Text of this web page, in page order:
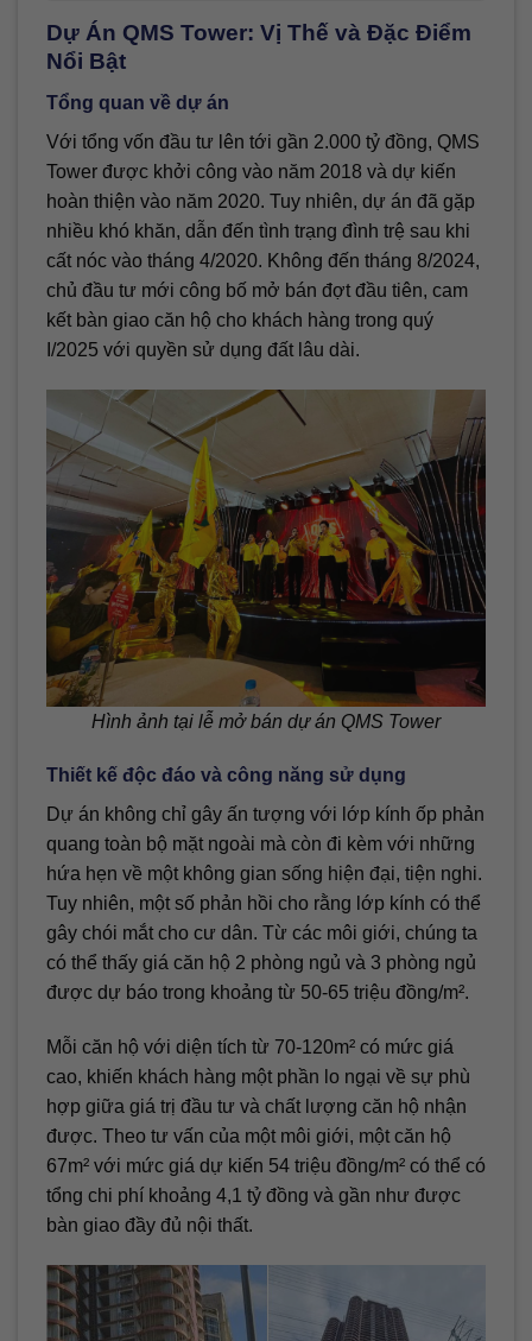
Dự Án QMS Tower: Vị Thế và Đặc Điểm
Nổi Bật
Tổng quan về dự án
Với tổng vốn đầu tư lên tới gần 2.000 tỷ đồng, QMS
Tower được khởi công vào năm 2018 và dự kiến
hoàn thiện vào năm 2020. Tuy nhiên, dự án đã gặp
nhiều khó khăn, dẫn đến tình trạng đình trệ sau khi
cất nóc vào tháng 4/2020. Không đến tháng 8/2024,
chủ đầu tư mới công bố mở bán đợt đầu tiên, cam
kết bàn giao căn hộ cho khách hàng trong quý
I/2025 với quyền sử dụng đất lâu dài.
Hình ảnh tại lễ mở bán dự án QMS Tower
Thiết kế độc đáo và công năng sử dụng
Dự án không chỉ gây ấn tượng với lớp kính ốp phản
quang toàn bộ mặt ngoài mà còn đi kèm với những
hứa hẹn về một không gian sống hiện đại, tiện nghi.
Tuy nhiên, một số phản hồi cho rằng lớp kính có thể
gây chói mắt cho cư dân. Từ các môi giới, chúng ta
có thể thấy giá căn hộ 2 phòng ngủ và 3 phòng ngủ
được dự báo trong khoảng từ 50-65 triệu đồng/m².
Mỗi căn hộ với diện tích từ 70-120m² có mức giá
cao, khiến khách hàng một phần lo ngại về sự phù
hợp giữa giá trị đầu tư và chất lượng căn hộ nhận
được. Theo tư vấn của một môi giới, một căn hộ
67m² với mức giá dự kiến 54 triệu đồng/m² có thể có
tổng chi phí khoảng 4,1 tỷ đồng và gần như được
bàn giao đầy đủ nội thất.